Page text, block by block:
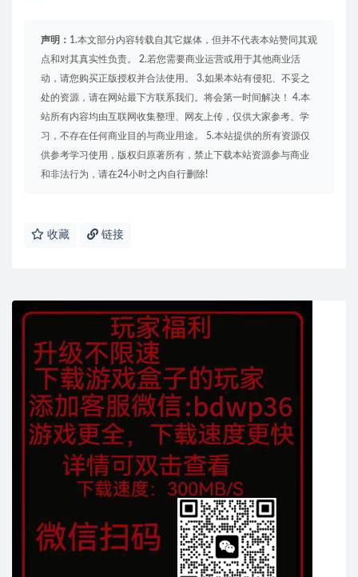
声明： 1.本文部分内容转载自其它媒体，但并不代表本站赞同其观
点和对其真实性负责。 2.若您需要商业运营或用于其他商业活
动，请您购买正版授权并合法使用。 3.如果本站有侵犯、不妥之
处的资源，请在网站最下方联系我们。将会第一时间解决！ 4.本
站所有内容均由互联网收集整理、网友上传，仅供大家参考、学
习，不存在任何商业目的与商业用途。 5.本站提供的所有资源仅
供参考学习使用，版权归原著所有，禁止下载本站资源参与商业
和非法行为，请在24小时之内自行删除!
收藏 链接